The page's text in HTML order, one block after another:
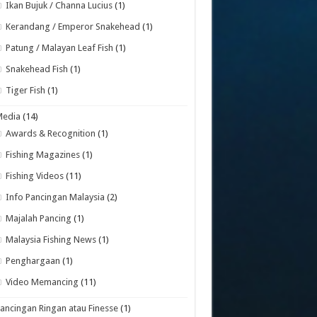
Ikan Bujuk / Channa Lucius (1)
Kerandang / Emperor Snakehead (1)
Patung / Malayan Leaf Fish (1)
Snakehead Fish (1)
Tiger Fish (1)
(14)
Awards & Recognition (1)
Fishing Magazines (1)
Fishing Videos (11)
Info Pancingan Malaysia (2)
Majalah Pancing (1)
Malaysia Fishing News (1)
Penghargaan (1)
Video Memancing (11)
Ringan atau Finesse (1)